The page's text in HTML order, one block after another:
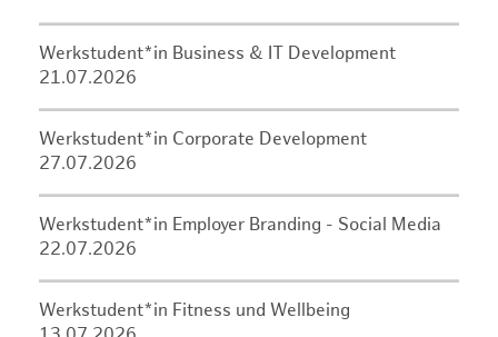
Werkstudent*in Business & IT Development
21.07.2026
Werkstudent*in Corporate Development
27.07.2026
Werkstudent*in Employer Branding - Social Media
22.07.2026
Werkstudent*in Fitness und Wellbeing